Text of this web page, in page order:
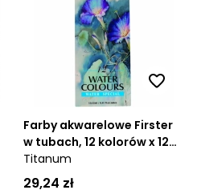
Farby akwarelowe Firster
w tubach, 12 kolorów x 12ml
(117237)
Titanum
29,24 zł